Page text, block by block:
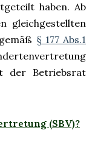
haben. Ab
gleichgestellten
§ 177 Abs.1
der Betriebsrat
(SBV)?